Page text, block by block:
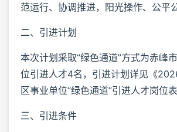
范运行、协调推进，阳光操作、公平
二、引进计划
本次计划采取“绿色通道”方式为赤峰
位引进人才4名，引进计划详见《
区事业单位“绿色通道”引进人才岗位表
三、引进条件